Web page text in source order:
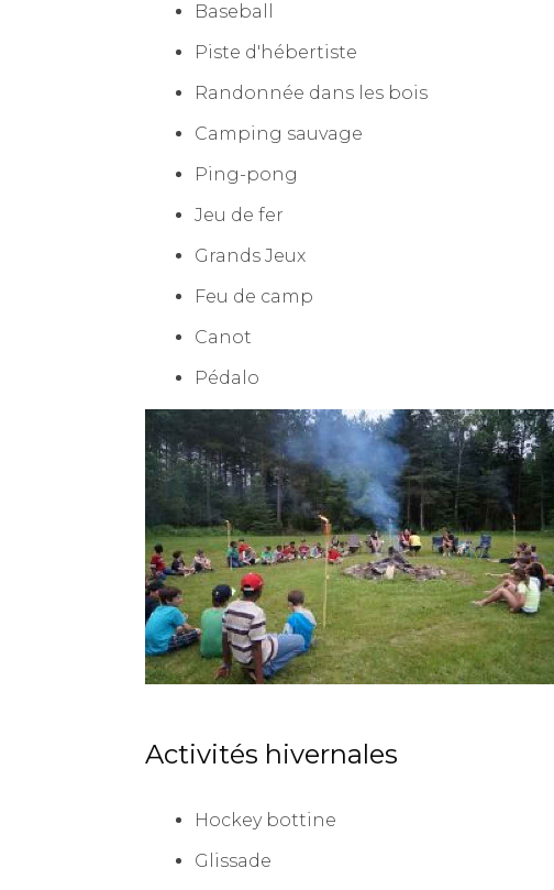
Baseball
Piste d'hébertiste
Randonnée dans les bois
Camping sauvage
Ping-pong
Jeu de fer
Grands Jeux
Feu de camp
Canot
Pédalo
Activités hivernales
Hockey bottine
Glissade